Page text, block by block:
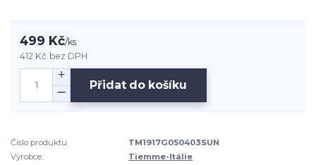
499 Kč/ks
412 Kč bez DPH
Přidat do košíku
Číslo produktu:
TM1917G050403SUN
Výrobce:
Tiemme-Itálie